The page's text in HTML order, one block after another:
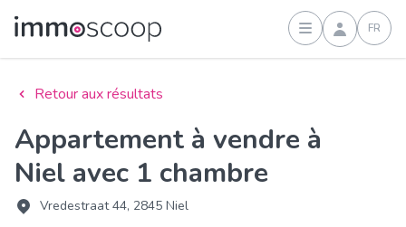
Connexion
FR
Retour aux résultats
Appartement à vendre à
Niel avec 1 chambre
Vredestraat 44, 2845 Niel